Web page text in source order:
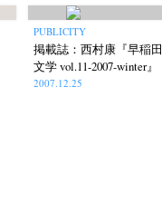
PUBLICITY
掲載誌：西村康『早稲田
文学 vol.11-2007-winter』
2007.12.25